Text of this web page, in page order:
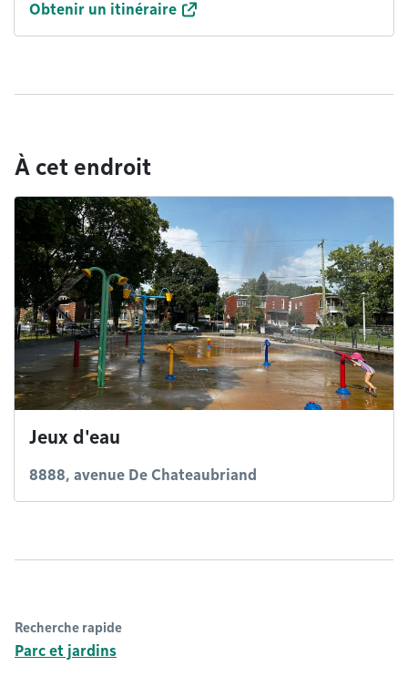
Obtenir un itinéraire
À cet endroit
Jeux d'eau
8888, avenue De Chateaubriand
Recherche rapide
Parc et jardins